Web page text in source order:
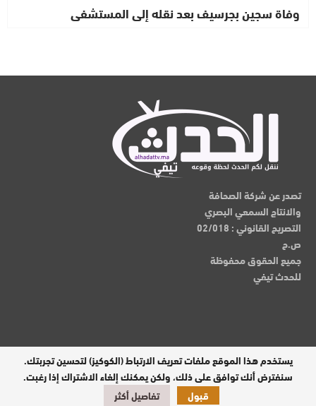
وفاة سجين بجرسيف بعد نقله إلى المستشفى
تصدر عن شركة الصحافة
والانتاج السمعي البصري
التصريح القانوني : 02/018
ص.ح
جميع الحقوق محفوظة
للحدث تيفي
مدير النشر : عبدالقادر الوالي
تصميم وبرمجة
يستخدم هذا الموقع ملفات تعريف الارتباط (الكوكيز) لتحسين تجربتك.
سنفترض أنك توافق على ذلك، ولكن يمكنك إلغاء الاشتراك إذا رغبت.
قبول
تفاصيل أكثر